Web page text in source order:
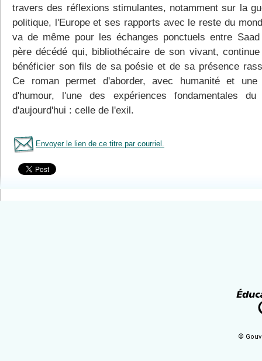
travers des réflexions stimulantes, notamment sur la
politique, l'Europe et ses rapports avec le reste du
va de même pour les échanges ponctuels entre
père décédé qui, bibliothécaire de son vivant,
bénéficier son fils de sa poésie et de sa présence
Ce roman permet d'aborder, avec humanité et une
d'humour, l'une des expériences fondamentales du
d'aujourd'hui : celle de l'exil.
Envoyer le lien de ce titre par courriel.
©